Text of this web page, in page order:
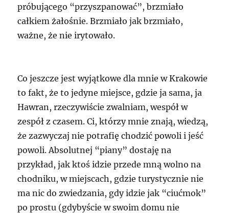
próbującego “przyszpanować”, brzmiało
całkiem żałośnie. Brzmiało jak brzmiało,
ważne, że nie irytowało.
Co jeszcze jest wyjątkowe dla mnie w Krakowie
to fakt, że to jedyne miejsce, gdzie ja sama, ja
Hawran, rzeczywiście zwalniam, wespół w
zespół z czasem. Ci, którzy mnie znają, wiedzą,
że zazwyczaj nie potrafię chodzić powoli i jeść
powoli. Absolutnej “piany” dostaję na
przykład, jak ktoś idzie przede mną wolno na
chodniku, w miejscach, gdzie turystycznie nie
ma nic do zwiedzania, gdy idzie jak “ciućmok”
po prostu (gdybyście w swoim domu nie